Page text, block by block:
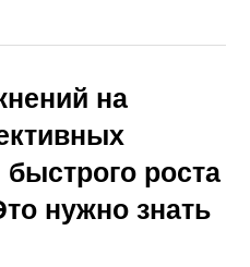
на
роста
нужно знать